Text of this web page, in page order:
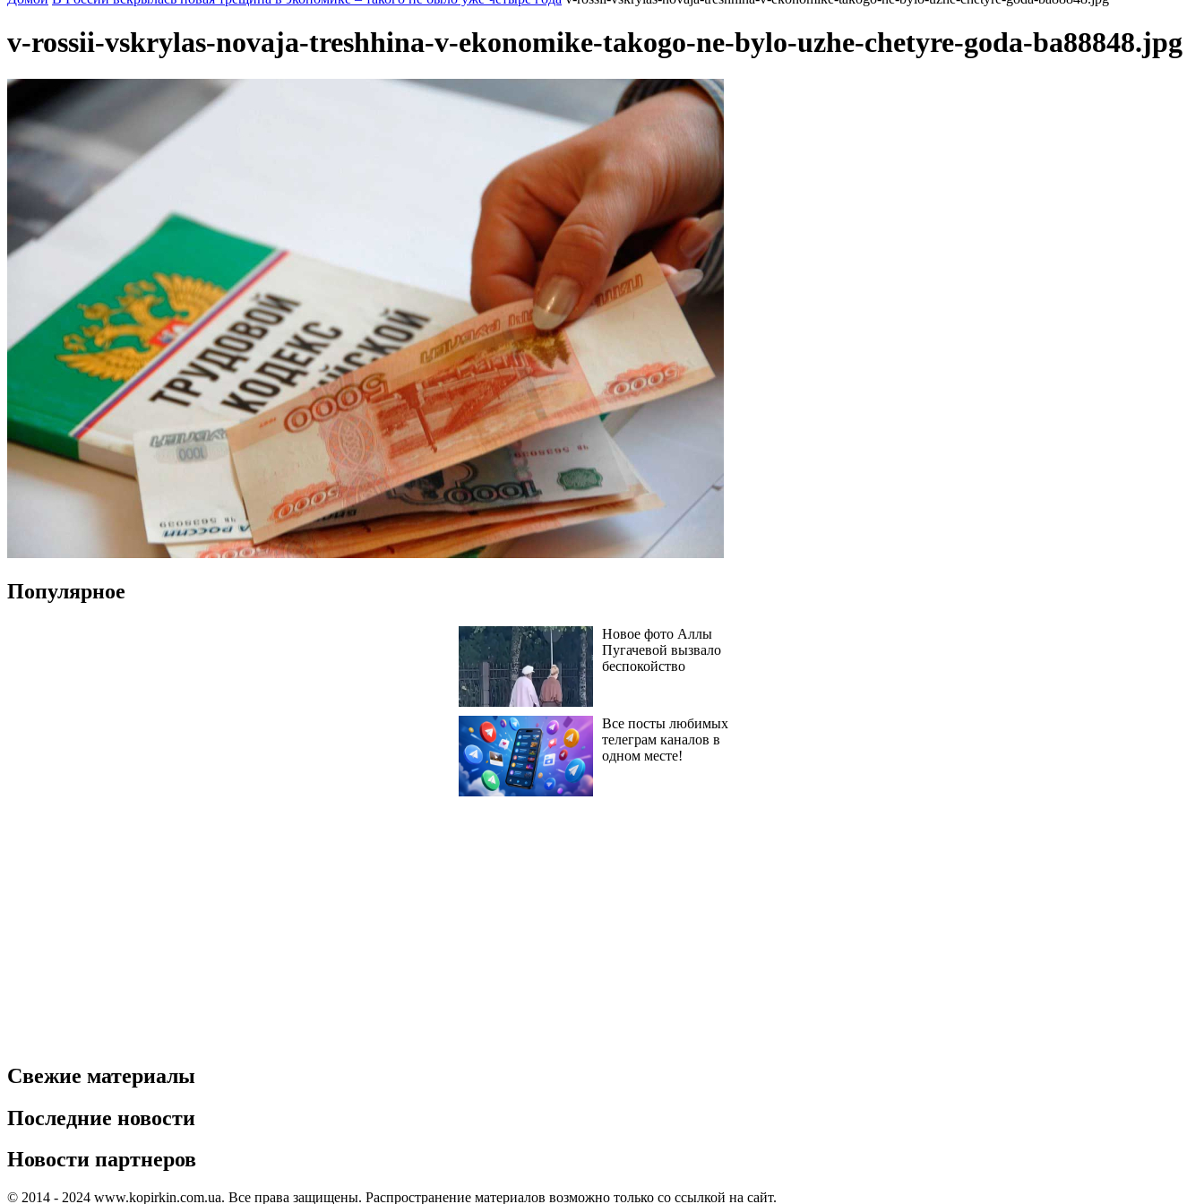
v-rossii-vskrylas-novaja-treshhina-v-ekonomike-takogo-ne-bylo-uzhe-chetyre-goda-ba88848.jpg
Популярное
Новое фото Аллы
Пугачевой вызвало
беспокойство
Все посты любимых
телеграм каналов в
одном месте!
Свежие материалы
Последние новости
Новости партнеров
© 2014 - 2024 www.kopirkin.com.ua. Все права защищены. Распространение материалов возможно только со ссылкой на сайт.